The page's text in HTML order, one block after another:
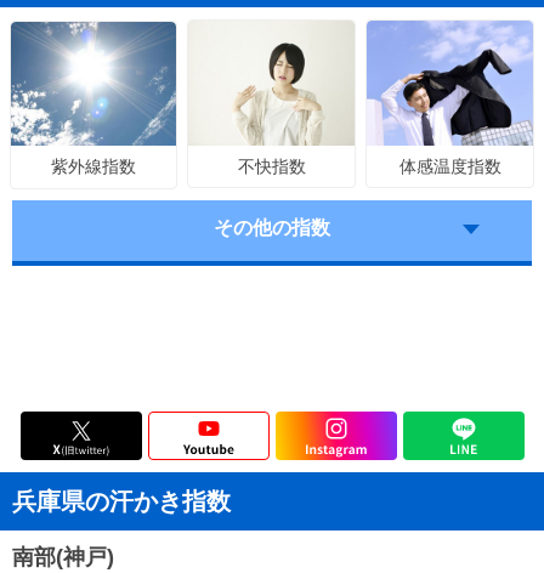
紫外線指数 不快指数 体感温度指数
その他の指数
兵庫県の汗かき指数
南部(神戸)